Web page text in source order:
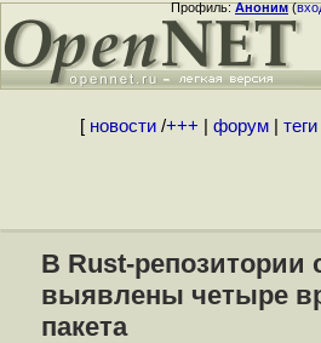
Профиль:Аноним(
[ новости/+++ форум| теги|
В Rust-репозитории
выявлены четыре
пакета